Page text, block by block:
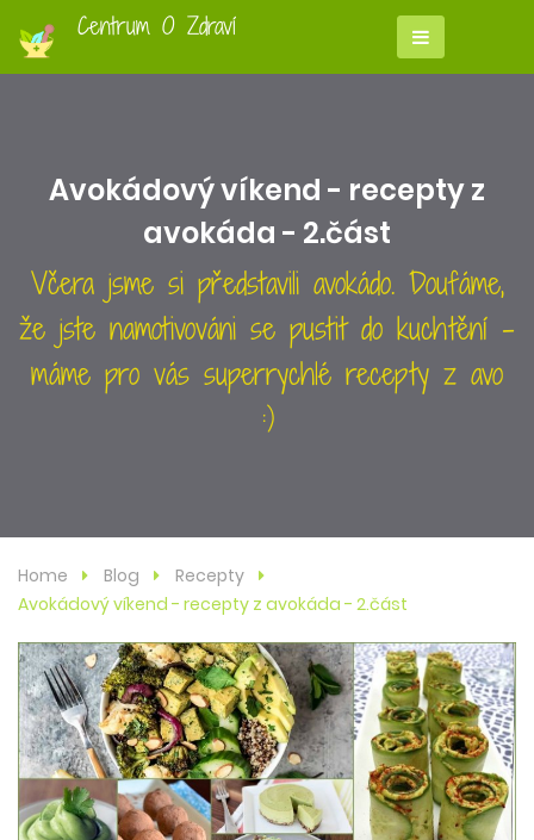
Centrum O Zdraví
Avokádový víkend - recepty z
avokáda - 2.část
Včera jsme si představili avokádo. Doufáme,
že jste namotivováni se pustit do kuchtění -
máme pro vás superrychlé recepty z avo
:)
Home Blog
Recepty
Avokádový víkend - recepty z avokáda - 2.část